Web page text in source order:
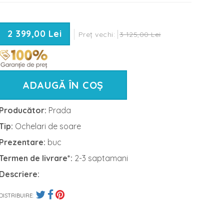
2 399,00 Lei Preț vechi: 3 125,00 Lei
ADAUGĂ ÎN COȘ
Prada
Ochelari de soare
buc
de livrare*: 2-3 saptamani